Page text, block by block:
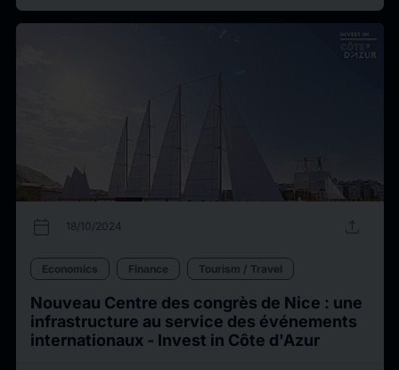
calendar_today 18/10/2024 upload
Economics Finance Tourism / Travel
Nouveau Centre des congrès de Nice : une
infrastructure au service des événements
internationaux - Invest in Côte d'Azur